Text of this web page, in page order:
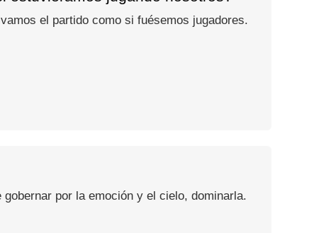
el partido como si fuésemos jugadores.
por la emoción y el cielo, dominarla.